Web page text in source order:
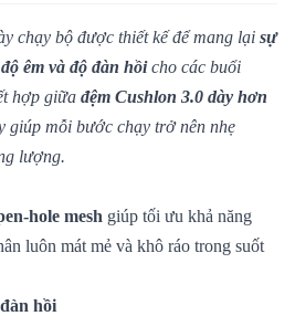
chạy bộ được thiết kế để mang lại sự
êm và độ đàn hồicho các buổi
hợp giữa đệm Cushlon 3.0 dày hơn
giúp mỗi bước chạy trở nên nhẹ
lượng.
hole mesh giúp tối ưu khả năng
luôn mát mẻ và khô ráo trong suốt
hồi